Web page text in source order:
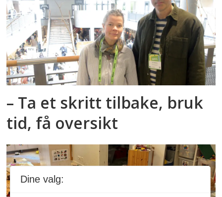
– Ta et skritt tilbake, bruk
tid, få oversikt
Dine valg: